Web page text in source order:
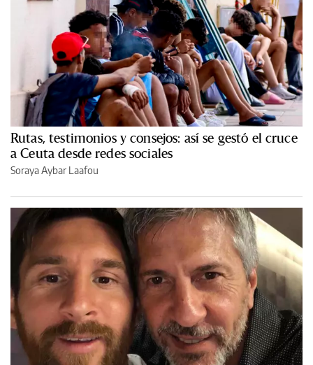
Rutas, testimonios y consejos: así se gestó el cruce
a Ceuta desde redes sociales
Soraya Aybar Laafou